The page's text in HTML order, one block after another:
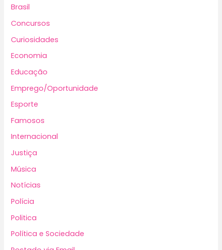
Brasil
Concursos
Curiosidades
Economia
Educação
Emprego/Oportunidade
Esporte
Famosos
Internacional
Justiça
Música
Notícias
Polícia
Politica
Política e Sociedade